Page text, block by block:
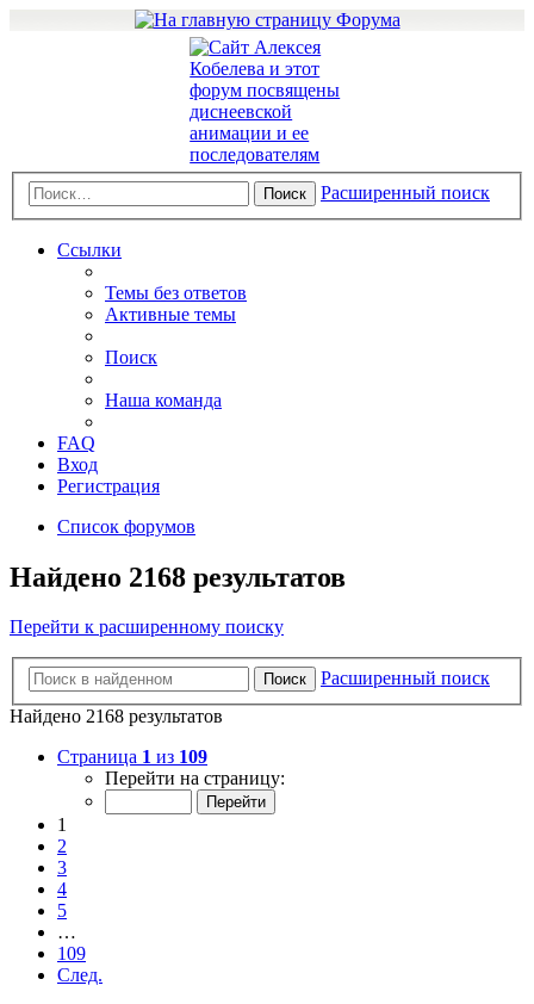
Поиск Расширенный поиск
Ссылки
Темы без ответов
Активные темы
Поиск
Наша команда
FAQ
Вход
Регистрация
Список форумов
Найдено 2168 результатов
Перейти к расширенному поиску
Поиск
Расширенный поиск
Найдено 2168 результатов
Страница 1 из 109
Перейти на страницу:
1
2
3
4
5
…
109
След.